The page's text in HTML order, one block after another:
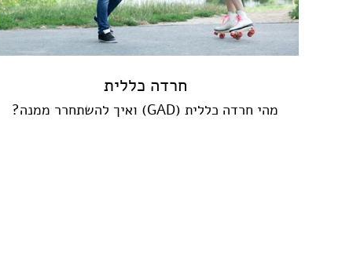
חרדה כללית
מהי חרדה כללית (GAD) ואיך להשתחרר ממנה?